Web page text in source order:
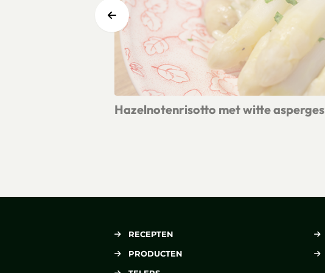
Hazelnotenrisotto met witte asperges
RECEPTEN
PRODUCTEN